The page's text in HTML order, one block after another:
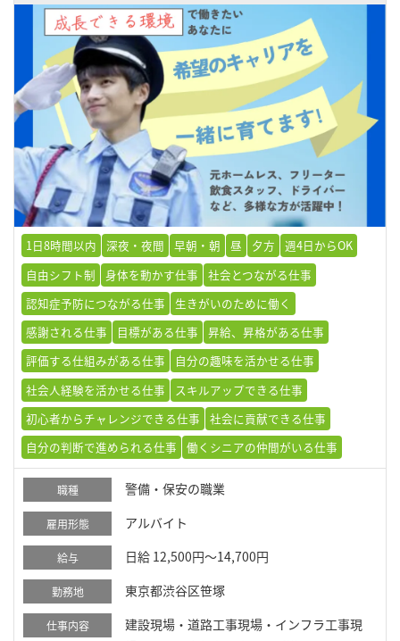
1日8時間以内 深夜・夜間 早朝・朝 昼 夕方
週4日からOK
自由シフト制
身体を動かす仕事
社会とつながる仕事
認知症予防につながる仕事
生きがいのために働く
感謝される仕事
目標がある仕事
昇給、昇格がある仕事
評価する仕組みがある仕事
自分の趣味を活かせる仕事
社会人経験を活かせる仕事
スキルアップできる仕事
初心者からチャレンジできる仕事
社会に貢献できる仕事
自分の判断で進められる仕事
働くシニアの仲間がいる仕事
職種 警備・保安の職業
雇用形態 アルバイト
給与 日給 12,500円～14,700円
勤務地 東京都渋谷区笹塚
仕事内容
建設現場・道路工事現場・インフラ工事現